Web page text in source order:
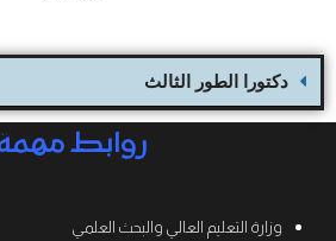
دكتورا الطور الثالث
روابط
وزارة التعليم العالي والبحث العلمي